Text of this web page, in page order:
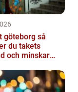
så
du takets
och minskar